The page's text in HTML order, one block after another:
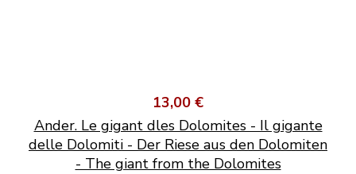
13,00 €
Ander. Le gigant dles Dolomites - Il gigante
delle Dolomiti - Der Riese aus den Dolomiten
- The giant from the Dolomites